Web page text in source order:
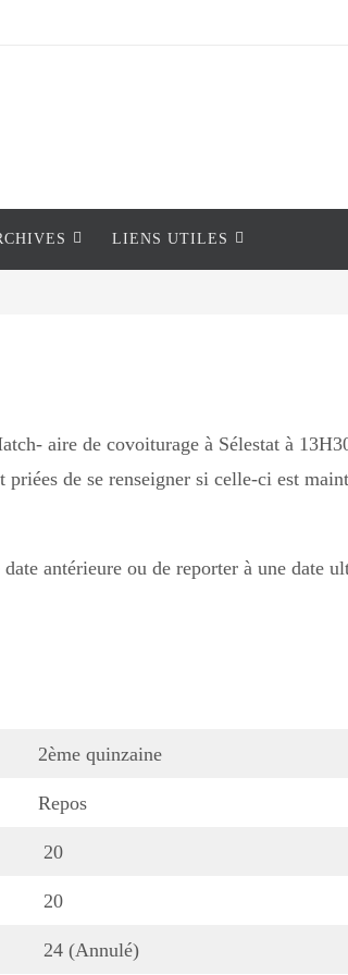
LIENS UTILES
aire de covoiturage à Sélestat à
de se renseigner si celle-ci est
antérieure ou de reporter à une date
2ème quinzaine
Repos
20
20
24 (Annulé)